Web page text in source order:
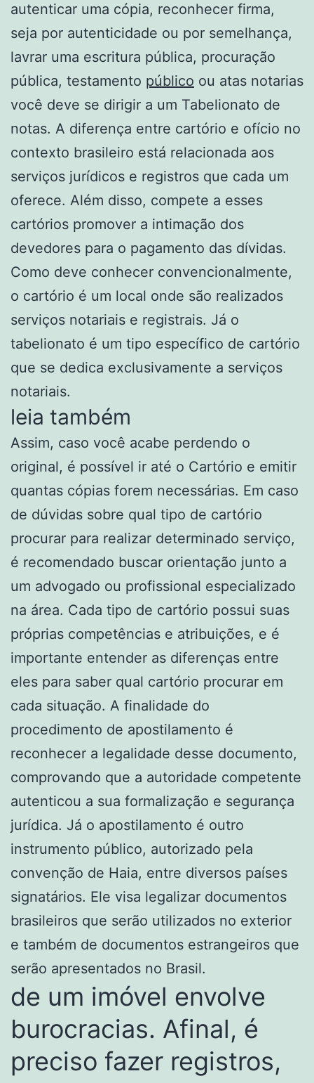
autenticar uma cópia, reconhecer firma,
seja por autenticidade ou por semelhança,
lavrar uma escritura pública, procuração
pública, testamento público ou atas notarias
você deve se dirigir a um Tabelionato de
notas. A diferença entre cartório e ofício no
contexto brasileiro está relacionada aos
serviços jurídicos e registros que cada um
oferece. Além disso, compete a esses
cartórios promover a intimação dos
devedores para o pagamento das dívidas.
Como deve conhecer convencionalmente,
o cartório é um local onde são realizados
serviços notariais e registrais. Já o
tabelionato é um tipo específico de cartório
que se dedica exclusivamente a serviços
notariais.
leia também
Assim, caso você acabe perdendo o
original, é possível ir até o Cartório e emitir
quantas cópias forem necessárias. Em caso
de dúvidas sobre qual tipo de cartório
procurar para realizar determinado serviço,
é recomendado buscar orientação junto a
um advogado ou profissional especializado
na área. Cada tipo de cartório possui suas
próprias competências e atribuições, e é
importante entender as diferenças entre
eles para saber qual cartório procurar em
cada situação. A finalidade do
procedimento de apostilamento é
reconhecer a legalidade desse documento,
comprovando que a autoridade competente
autenticou a sua formalização e segurança
jurídica. Já o apostilamento é outro
instrumento público, autorizado pela
convenção de Haia, entre diversos países
signatários. Ele visa legalizar documentos
brasileiros que serão utilizados no exterior
e também de documentos estrangeiros que
serão apresentados no Brasil.
de um imóvel envolve
burocracias. Afinal, é
preciso fazer registros,